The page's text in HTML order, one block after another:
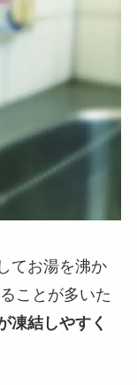
てお湯を沸か
ことが多いた
凍結しやすく